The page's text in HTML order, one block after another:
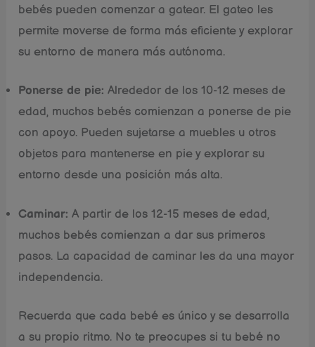
bebés pueden comenzar a gatear. El gateo les
permite moverse de forma más eficiente y explorar
su entorno de manera más autónoma.
Ponerse de pie: Alrededor de los 10-12 meses de
edad, muchos bebés comienzan a ponerse de pie
con apoyo. Pueden sujetarse a muebles u otros
objetos para mantenerse en pie y explorar su
entorno desde una posición más alta.
Caminar: A partir de los 12-15 meses de edad,
muchos bebés comienzan a dar sus primeros
pasos. La capacidad de caminar les da una mayor
independencia.
Recuerda que cada bebé es único y se desarrolla
a su propio ritmo. No te preocupes si tu bebé no